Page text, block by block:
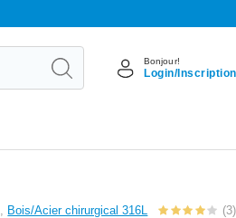
Bonjour!
Login/Inscription
Bois/Acier chirurgical 316L (3)